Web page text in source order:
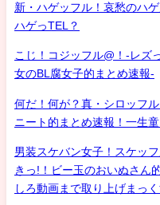
新・ハゲッフル！哀愁のハ
ハゲっTEL？
こじ！コジッフル@！-レズ
女のBL腐女子的まとめ速報-
何だ！何が？真・シロッ
ニート的まとめ速報！一生
男装スケバン女子！スケッ
きっ!！ビー玉のおいぬさん
しろ動画まで取り上げまっ